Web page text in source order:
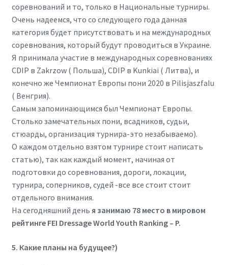
соревнований и то, только в Национальные турниры.
Очень надеемся, что со следующего года данная
категория будет присутствовать и на международных
соревнования, который будут проводиться в Украине.
Я принимала участие в международных соревнованиях
CDIP в Zakrzow ( Польша), CDIP в Kunkiai ( Литва), и
конечно же Чемпионат Европы пони 2020 в Pilisjaszfalu
( Венгрия).
Самым запоминающимся был Чемпионат Европы.
Столько замечательных пони, всадников, судьи,
стюарды, организация турнира-это незабываемо).
О каждом отдельно взятом турнире стоит написать
статью), так как каждый момент, начиная от
подготовки до соревнования, дороги, локации,
турнира, соперников, судей -все все стоит стоит
отдельного внимания.
На сегодняшний день я занимаю 78 место в мировом
рейтинге FEI Dressage World Youth Ranking – P.
5. Какие планы на будущее?)